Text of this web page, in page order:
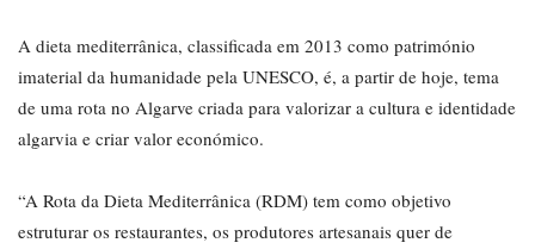
A dieta mediterrânica, classificada em 2013 como património
imaterial da humanidade pela UNESCO, é, a partir de hoje, tema
de uma rota no Algarve criada para valorizar a cultura e identidade
algarvia e criar valor económico.
“A Rota da Dieta Mediterrânica (RDM) tem como objetivo
estruturar os restaurantes, os produtores artesanais quer de